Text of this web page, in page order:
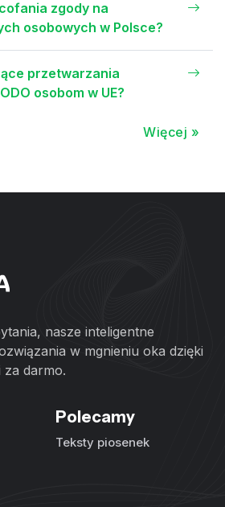
zgody na
osobowych w Polsce?
przetwarzania
osobom w UE?
Więcej »
nasze inteligentne
w mgnieniu oka dzięki
za darmo.
Polecamy
Teksty piosenek